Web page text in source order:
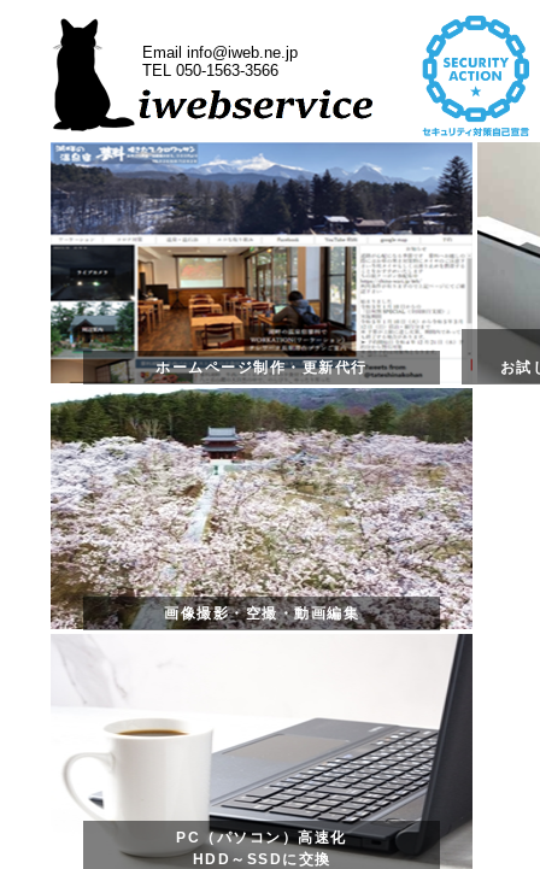
Email info@iweb.ne.jp
TEL 050-1563-3566
ホームページ制作・更新代行 お試
画像撮影・空撮・動画編集
PC（パソコン）高速化
HDD～SSDに交換